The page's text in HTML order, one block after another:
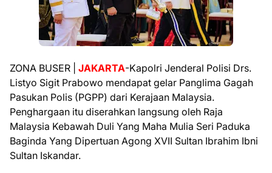
ZONA BUSER | JAKARTA-Kapolri Jenderal Polisi Drs.
Listyo Sigit Prabowo mendapat gelar Panglima Gagah
Pasukan Polis (PGPP) dari Kerajaan Malaysia.
Penghargaan itu diserahkan langsung oleh Raja
Malaysia Kebawah Duli Yang Maha Mulia Seri Paduka
Baginda Yang Dipertuan Agong XVII Sultan Ibrahim Ibni
Sultan Iskandar.